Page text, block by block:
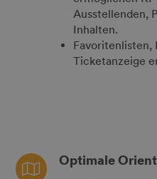
Ausstellenden,
Inhalten.
Favoritenlisten,
Ticketanzeige
Optimale